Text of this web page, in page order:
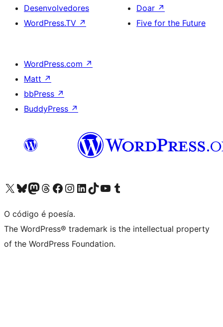
Desenvolvedores
WordPress.TV ↗
Doar ↗
Five for the Future
WordPress.com ↗
Matt ↗
bbPress ↗
BuddyPress ↗
Visita la cuenta de X (anteriormente Twitter)
Visita a nosa conta de Bluesky
Visita a nosa conta de Mastodon
Visita a nosa conta de Threads
Visita a nosa páxina de Facebook
Visita a nosa conta de Instagram
Visita a nosa conta de LinkedIn
Visita a nosa conta de TikTok
Visita a nosa canle de YouTube
Visita a nosa conta de Tumblr
O código é poesía.
The WordPress® trademark is the intellectual property
of the WordPress Foundation.